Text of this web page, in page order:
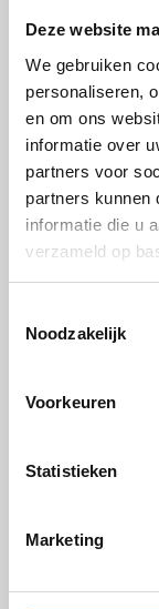
Deze website
We gebruiken
personaliseren,
en om ons
informatie over
partners voor
partners kunnen
informatie die u
verzameld op
Noodzakelijk
Voorkeuren
Statistieken
Marketing
Bedrijf /
Gelegenheid
Voornaam
Achternaam
E-mail *
Gewenste starttijd
Opties/aanvullingen